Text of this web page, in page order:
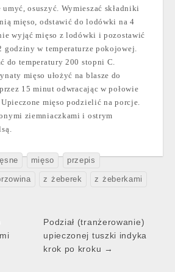
osuszyć. Wymieszać składniki
mięso, odstawić do lodówki na 4
wyjąć mięso z lodówki i pozostawić
godziny w temperaturze pokojowej.
do temperatury 200 stopni C.
mięso ułożyć na blasze do
15 minut odwracając w połowie
mięso podzielić na porcje.
ziemniaczkami i ostrym
mięso przepis
z żeberek z żeberkami
Podział (tranżerowanie)
upieczonej tuszki indyka
krok po kroku →